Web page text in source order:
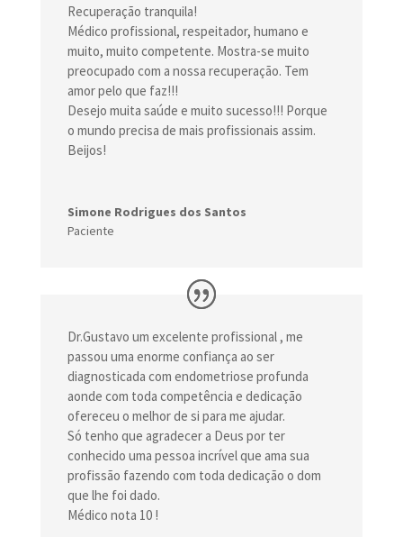
Recuperação tranquila!
Médico profissional, respeitador, humano e
muito, muito competente. Mostra-se muito
preocupado com a nossa recuperação. Tem
amor pelo que faz!!!
Desejo muita saúde e muito sucesso!!! Porque
o mundo precisa de mais profissionais assim.
Beijos!
Simone Rodrigues dos Santos
Paciente
Dr.Gustavo um excelente profissional , me
passou uma enorme confiança ao ser
diagnosticada com endometriose profunda
aonde com toda competência e dedicação
ofereceu o melhor de si para me ajudar.
Só tenho que agradecer a Deus por ter
conhecido uma pessoa incrível que ama sua
profissão fazendo com toda dedicação o dom
que lhe foi dado.
Médico nota 10 !